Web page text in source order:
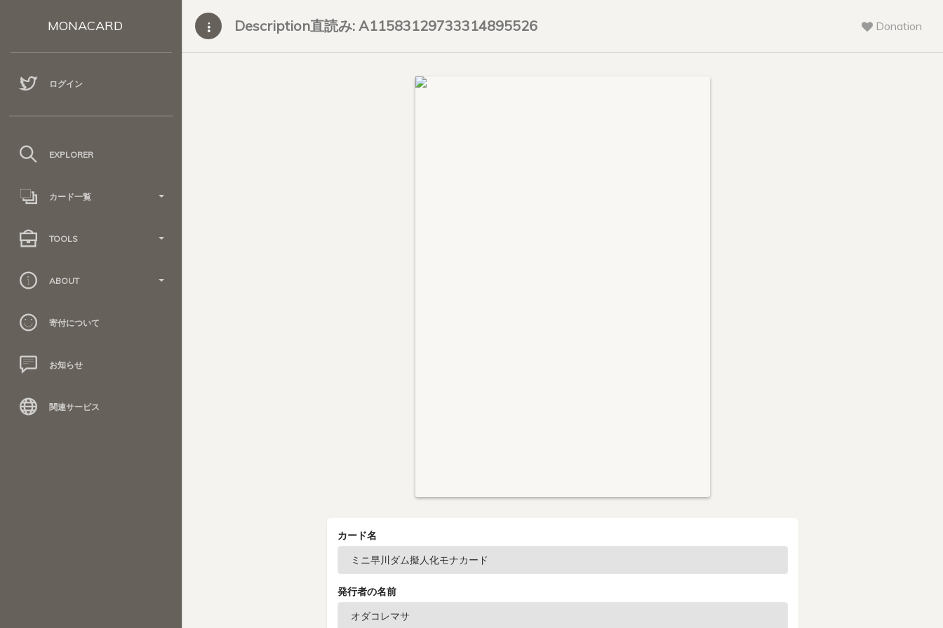
MONACARD
ログイン
EXPLORER
カード一覧
TOOLS
ABOUT
寄付について
お知らせ
関連サービス
Description直読み: A11583129733314895526 Donation
カード名
発行者の名前